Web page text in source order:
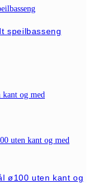
speilbasseng
460,00
ø100 uten kant og